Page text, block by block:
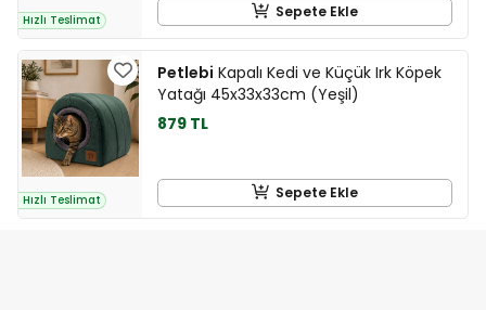
Hızlı Teslimat Sepete Ekle
Hızlı Teslimat
Petlebi Kapalı Kedi ve Küçük Irk Köpek
Yatağı 45x33x33cm (Yeşil)
879 TL
Sepete Ekle